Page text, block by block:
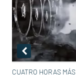
CUATRO HORAS MÁS